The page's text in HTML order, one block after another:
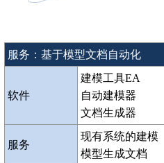
服务：基于模型文档自动化
软件
建模工具EA
自动建模器
文档生成器
服务
现有系统的建模
模型生成文档